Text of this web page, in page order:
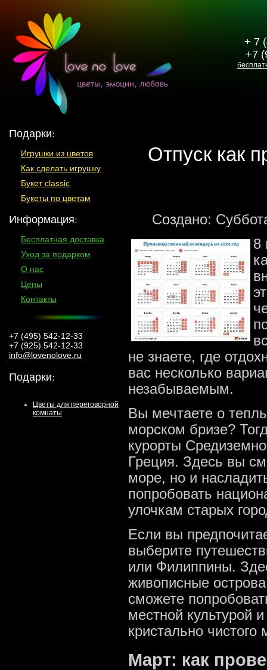
+ 7
+7
Подарки:
Игрушки из цветов
Как сделать игрушку
Букет classic
Букеты по цветам
Информация:
Бесплатная доставка
Уход за подарком
О нас
Цены
Контакты
+7 (495) 542-12-33
+7 (925) 542-12-33
info@lovenolove.ru
Подарки:
Цветы для переговорной
комнаты
Отпуск как
Создано:
8
не знаете, где
вас несколько
незабываемым.
Вы мечтаете о
морском бризе?
курорты
Греция. Здесь вы
море, но и
попробовать
улочкам старых
Если вы
выберите
или Филиппины.
живописные
сможете
местной культурой
кристально чистого
Март: как